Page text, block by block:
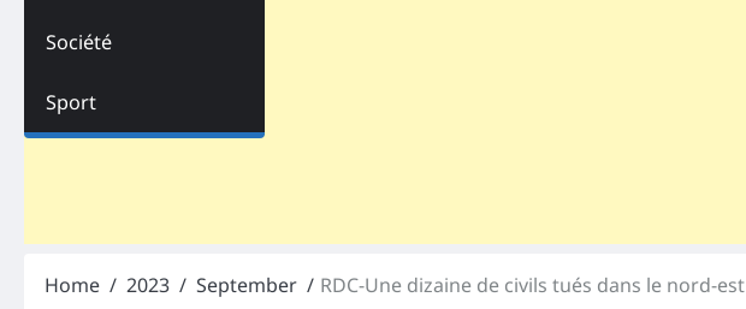
Société
Sport
Home 2023 September RDC-Une dizaine de civils tués dans le nord-est